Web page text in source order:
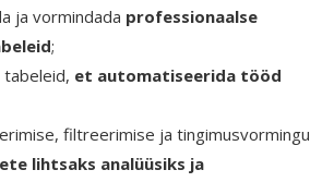
ja vormindada professionaalse
;
tabeleid, et automatiseerida tööd
filtreerimise ja tingimusvormingu
lihtsaks analüüsiks ja